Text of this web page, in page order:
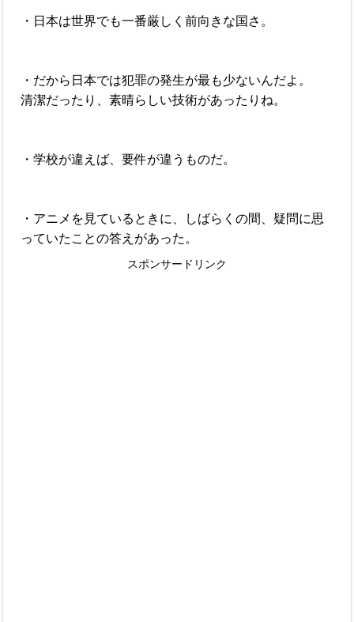
・日本は世界でも一番厳しく前向きな国さ。
・だから日本では犯罪の発生が最も少ないんだよ。
清潔だったり、素晴らしい技術があったりね。
・学校が違えば、要件が違うものだ。
・アニメを見ているときに、しばらくの間、疑問に思
っていたことの答えがあった。
スポンサードリンク